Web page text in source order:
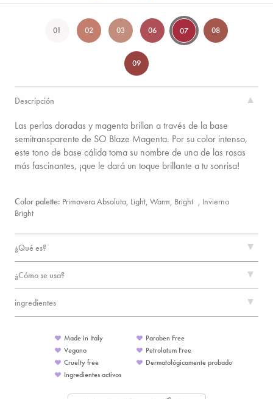
01 02 03 06 07 08
09
Descripción
Las perlas doradas y magenta brillan a través de la base
semitransparente de SO Blaze Magenta. Por su color intenso,
este tono de base cálida toma su nombre de una de las rosas
más fascinantes, ¡que le dará un toque brillante a tu sonrisa!
Color palette: Primavera Absoluta, Light, Warm, Bright , Invierno
Bright
¿Qué es?
¿Cómo se usa?
ingredientes
Made in Italy
Vegano
Cruelty free
Ingredientes activos
Paraben Free
Petrolatum Free
Dermatológicamente probado